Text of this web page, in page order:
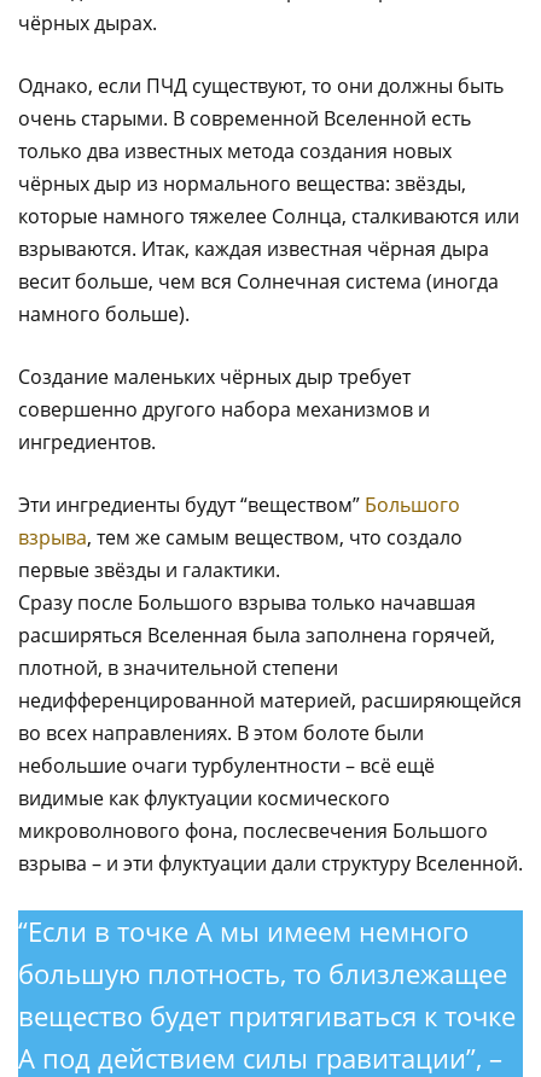
чёрных дырах.
Однако, если ПЧД существуют, то они должны быть
очень старыми. В современной Вселенной есть
только два известных метода создания новых
чёрных дыр из нормального вещества: звёзды,
которые намного тяжелее Солнца, сталкиваются или
взрываются. Итак, каждая известная чёрная дыра
весит больше, чем вся Солнечная система (иногда
намного больше).
Создание маленьких чёрных дыр требует
совершенно другого набора механизмов и
ингредиентов.
Эти ингредиенты будут “веществом” Большого
взрыва, тем же самым веществом, что создало
первые звёзды и галактики.
Сразу после Большого взрыва только начавшая
расширяться Вселенная была заполнена горячей,
плотной, в значительной степени
недифференцированной материей, расширяющейся
во всех направлениях. В этом болоте были
небольшие очаги турбулентности – всё ещё
видимые как флуктуации космического
микроволнового фона, послесвечения Большого
взрыва – и эти флуктуации дали структуру Вселенной.
“Если в точке А мы имеем немного
большую плотность, то близлежащее
вещество будет притягиваться к точке
А под действием силы гравитации”, –